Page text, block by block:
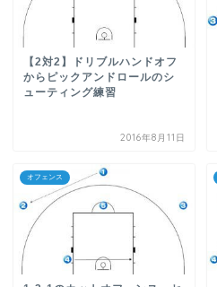
【2対2】ドリブルハンドオフ
からピックアンドロールのシ
ューティング練習
2016年8月11日
オフェンス